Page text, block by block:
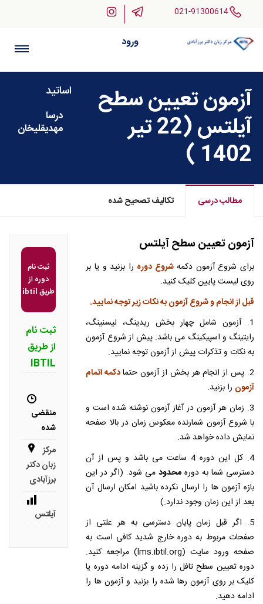
021-91300614
ورود
آزمون تعیین سطح
آیلتس (22 تیر
1402 )
اساتید
درسا
مهدیقلیخان
مطالب درسی تکالیف تصحیح شده
آزمون تعیین سطح آیلتس
برای شروع آزمون دکمهشروع دوره را بزنید و یا بر
روی لیست پایین کلیک کنید.
قبل از انجام و شروع آزمون به نکات زیر توجه نمایید.
1. آزمون شامل چهار بخش ریدینگ، لیسنینگ،
رایتینگ و اسپیکینگ می باشد. پیش از شروع آزمون
به نکات و تذکرات پیش از آزمون توجه نمایید.
2. پس از انجام هر بخش از آزمون حتما
دکمه اتمام
آزمون را بزنید.
3. زمان هر آزمون در آغاز آزمون نوشته شده است و
با شروع آزمون شمارنده معکوس زمان در بالا صفحه
نمایش داده خواهد شد.
4. کل این دوره 4 ساعت می باشد و پس از آن
دسترسی شما به دوره محدودمی شود. (اگر در این
بازه آزمون ها را ارسال نکرده باشید امکان ارسال آن
بعد از این زمان وجود ندارد.)
5. اگر قبل زمان پایان دسترسی به هر علتی از
صفحات مربوط به دوره خارج شدید کافی است به
صفحه ورود سایت (lms.ibtil.org) مراجعه کنید.
دوره تعیین سطح تافل را زده و گزینه ادامه دوره یا
کلیک بر روی آزمون رها شده را بزنید و آزمون ها را
ادامه دهید.
ثبت نام
دوره از
طریق ibtil
ثبت نام
از طریق
IBTIL
منقضی
شده
مرکز
زبان دکتر
برزآبادی
آیلتس